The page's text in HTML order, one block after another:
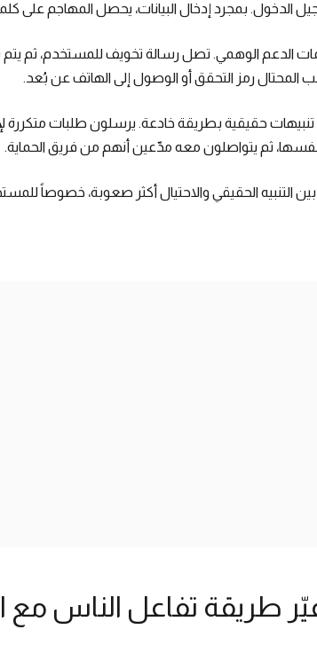
بمجرد إدخال البيانات، يحصل المهاجم على
الدعم الوهمي. تصل رسالة تخويف للمستخدم، ثم
المحتال رمز التحقق أو الوصول إلى الهاتف عن بُعد.
حقيقية بطريقة خادعة. يرسلون طلبات متكررة
ثم يتواصلون معه مدّعين أنهم من فريق الحماية.
التنبيه الحقيقي والاحتيال أكثر صعوبة، خصوصاً
طريقة تفاعل الناس مع